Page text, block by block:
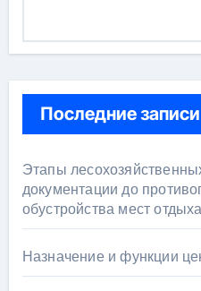
Последние записи
Этапы
документации до
обустройства мест отдыха
Назначение и функции